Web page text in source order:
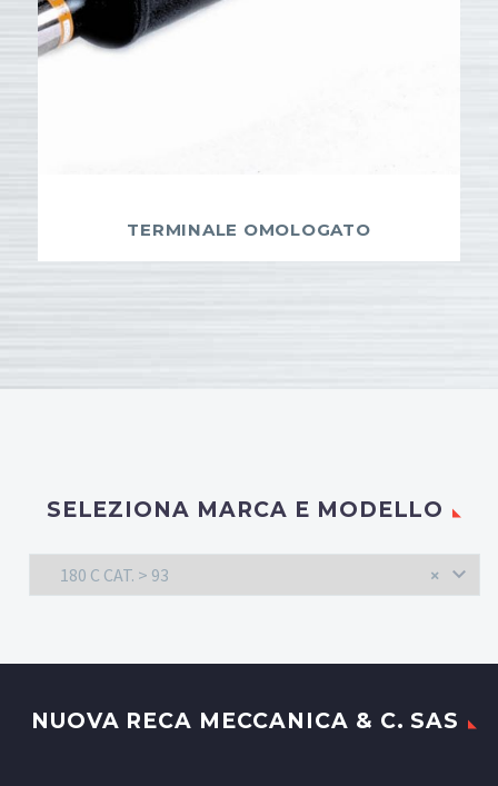
TERMINALE OMOLOGATO
SELEZIONA MARCA E MODELLO
×
180 C CAT. > 93
NUOVA RECA MECCANICA & C. SAS